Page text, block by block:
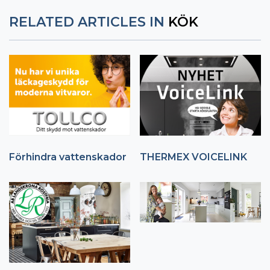
RELATED ARTICLES IN KÖK
Förhindra vattenskador THERMEX VOICELINK